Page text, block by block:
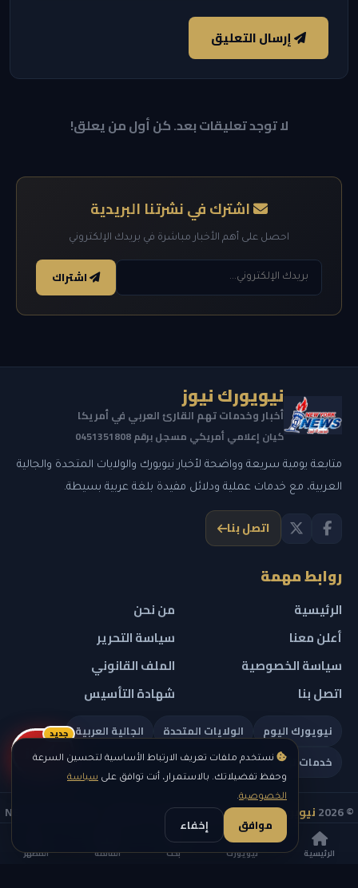
الرئيسية نيويورك بحث القائمة المظهر
نستخدم ملفات تعريف الارتباط الأساسية لتحسين السرعة
وحفظ تفضيلاتك. بالاستمرار، أنت توافق على سياسة
الخصوصية.
موافق إخفاء
إرسال التعليق
لا توجد تعليقات بعد. كن أول من يعلق!
اشترك في نشرتنا البريدية
احصل على أهم الأخبار مباشرة في بريدك الإلكتروني
اشتراك
نيويورك نيوز
أخبار وخدمات تهم القارئ العربي في أمريكا
كيان إعلامي أمريكي مسجل برقم 0451351808
متابعة يومية سريعة وواضحة لأخبار نيويورك والولايات المتحدة والجالية
العربية، مع خدمات عملية ودلائل مفيدة بلغة عربية بسيطة.
اتصل بنا
روابط مهمة
الرئيسية
من نحن
أعلن معنا
سياسة التحرير
سياسة الخصوصية
الملف القانوني
اتصل بنا
شهادة التأسيس
نيويورك اليوم الولايات المتحدة
الجالية العربية
خدمات تهمك
© 2026 نيويورك نيوز
— جميع الحقوق محفوظة — NEW YORK NEWS
IN ARABIC LLC — رقم التسجيل 0451351808
ريلز
جديد